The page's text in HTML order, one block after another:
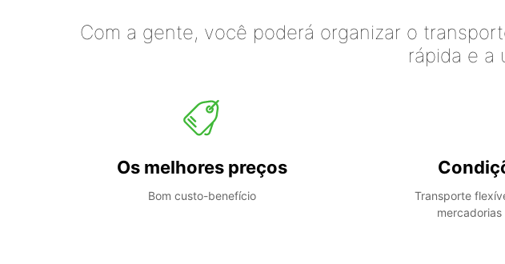
Com a gente, você poderá organizar o
rápida e a
Os melhores preços
Bom custo-benefício
Transporte